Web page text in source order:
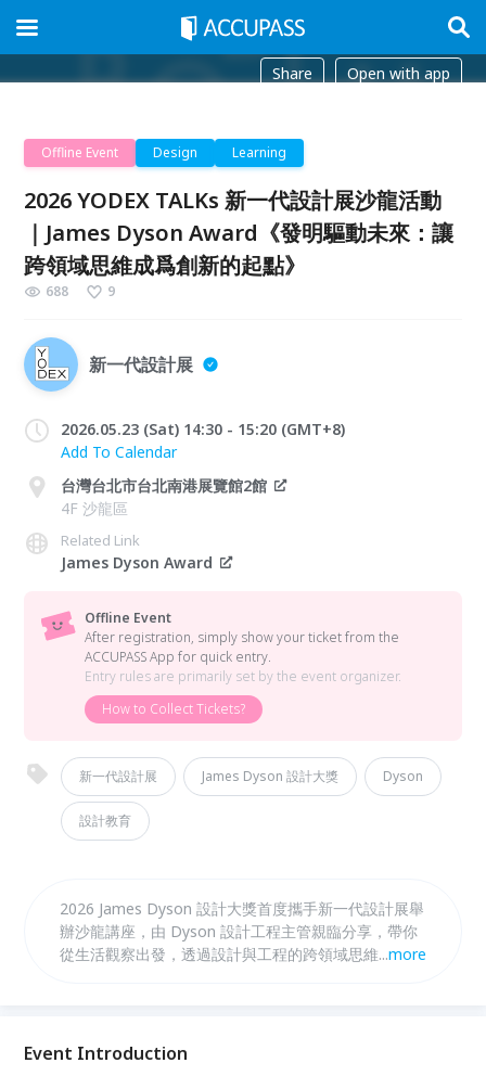
Share Open with app
Offline Event Design Learning
2026 YODEX TALKs 新一代設計展沙龍活動
｜James Dyson Award《發明驅動未來：讓
跨領域思維成爲創新的起點》
688 9
新一代設計展
2026.05.23 (Sat) 14:30 - 15:20 (GMT+8)
Add To Calendar
台灣台北市台北南港展覽館2館
4F 沙龍區
Related Link
James Dyson Award
Offline Event
After registration, simply show your ticket from the
ACCUPASS App for quick entry.
Entry rules are primarily set by the event organizer.
How to Collect Tickets?
新一代設計展 James Dyson 設計大獎 Dyson
設計教育
2026 James Dyson 設計大獎首度攜手新一代設計展舉
辦沙龍講座，由 Dyson 設計工程主管親臨分享，帶你
從生活觀察出發，透過設計與工程的跨領域思維，從洞
...more
Event Introduction